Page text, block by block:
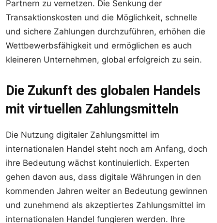
Partnern zu vernetzen. Die Senkung der
Transaktionskosten und die Möglichkeit, schnelle
und sichere Zahlungen durchzuführen, erhöhen die
Wettbewerbsfähigkeit und ermöglichen es auch
kleineren Unternehmen, global erfolgreich zu sein.
Die Zukunft des globalen Handels
mit virtuellen Zahlungsmitteln
Die Nutzung digitaler Zahlungsmittel im
internationalen Handel steht noch am Anfang, doch
ihre Bedeutung wächst kontinuierlich. Experten
gehen davon aus, dass digitale Währungen in den
kommenden Jahren weiter an Bedeutung gewinnen
und zunehmend als akzeptiertes Zahlungsmittel im
internationalen Handel fungieren werden. Ihre